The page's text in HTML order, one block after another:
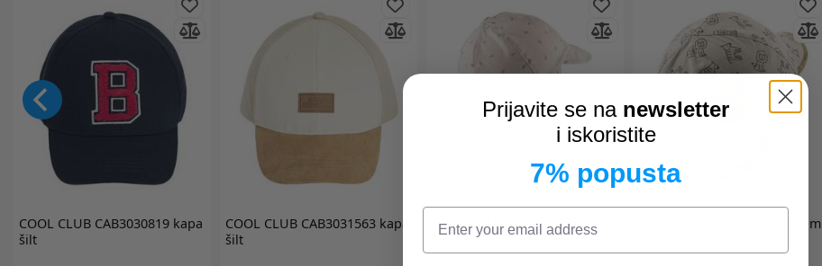
COOL CLUBCAB3030819 kapa
šilt
COOL CLUBCAB3031563 kapa
šilt
STERNTALER kapa sa zaštitom
1601832 935 M Bež 43
kapa sa zaštitom
Prijavite se na newsletter
i iskoristite
7% popusta